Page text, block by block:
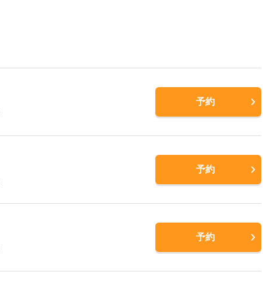
予約
予約
予約